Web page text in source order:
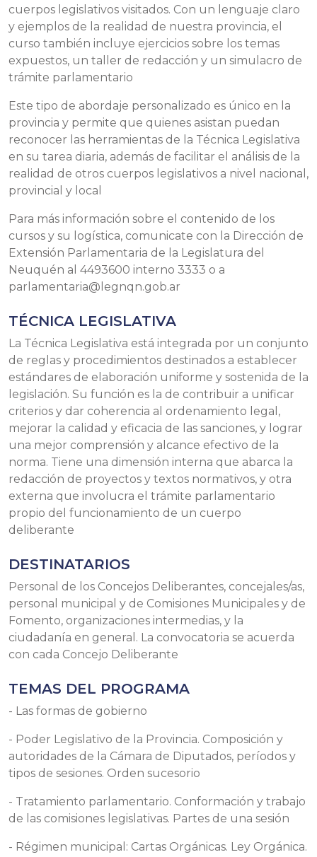
cuerpos legislativos visitados. Con un lenguaje claro
y ejemplos de la realidad de nuestra provincia, el
curso también incluye ejercicios sobre los temas
expuestos, un taller de redacción y un simulacro de
trámite parlamentario
Este tipo de abordaje personalizado es único en la
provincia y permite que quienes asistan puedan
reconocer las herramientas de la Técnica Legislativa
en su tarea diaria, además de facilitar el análisis de la
realidad de otros cuerpos legislativos a nivel nacional,
provincial y local
Para más información sobre el contenido de los
cursos y su logística, comunicate con la Dirección de
Extensión Parlamentaria de la Legislatura del
Neuquén al 4493600 interno 3333 o a
parlamentaria@legnqn.gob.ar
TÉCNICA LEGISLATIVA
La Técnica Legislativa está integrada por un conjunto
de reglas y procedimientos destinados a establecer
estándares de elaboración uniforme y sostenida de la
legislación. Su función es la de contribuir a unificar
criterios y dar coherencia al ordenamiento legal,
mejorar la calidad y eficacia de las sanciones, y lograr
una mejor comprensión y alcance efectivo de la
norma. Tiene una dimensión interna que abarca la
redacción de proyectos y textos normativos, y otra
externa que involucra el trámite parlamentario
propio del funcionamiento de un cuerpo
deliberante
DESTINATARIOS
Personal de los Concejos Deliberantes, concejales/as,
personal municipal y de Comisiones Municipales y de
Fomento, organizaciones intermedias, y la
ciudadanía en general. La convocatoria se acuerda
con cada Concejo Deliberante
TEMAS DEL PROGRAMA
- Las formas de gobierno
- Poder Legislativo de la Provincia. Composición y
autoridades de la Cámara de Diputados, períodos y
tipos de sesiones. Orden sucesorio
- Tratamiento parlamentario. Conformación y trabajo
de las comisiones legislativas. Partes de una sesión
- Régimen municipal: Cartas Orgánicas. Ley Orgánica.